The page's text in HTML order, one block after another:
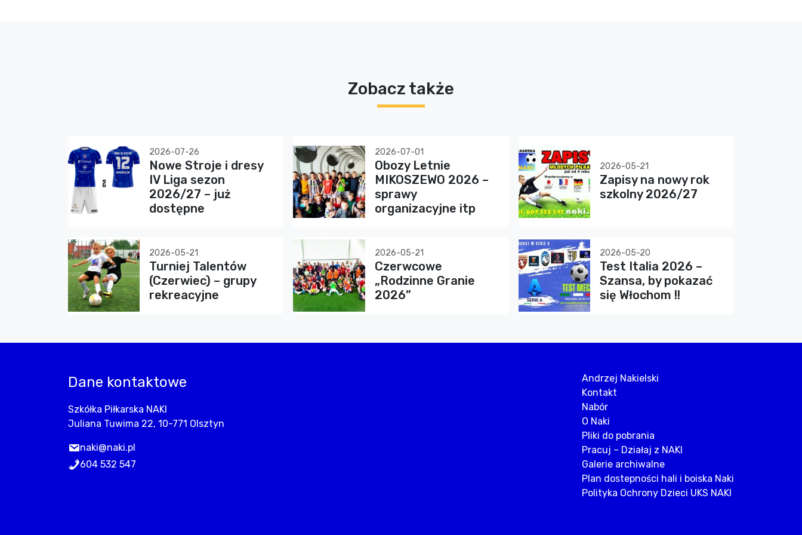
Zobacz także
2026-07-26
Nowe Stroje i dresy
IV Liga sezon
2026/27 – już
dostępne
2026-07-01
Obozy Letnie
MIKOSZEWO 2026 –
sprawy
organizacyjne itp
2026-05-21
Zapisy na nowy rok
szkolny 2026/27
2026-05-21
Turniej Talentów
(Czerwiec) – grupy
rekreacyjne
2026-05-21
Czerwcowe
„Rodzinne Granie
2026”
2026-05-20
Test Italia 2026 –
Szansa, by pokazać
się Włochom !!
Dane kontaktowe
Szkółka Piłkarska NAKI
Juliana Tuwima 22, 10-771 Olsztyn
naki@naki.pl
604 532 547
Andrzej Nakielski
Kontakt
Nabór
O Naki
Pliki do pobrania
Pracuj – Działaj z NAKI
Galerie archiwalne
Plan dostepności hali i boiska Naki
Polityka Ochrony Dzieci UKS NAKI